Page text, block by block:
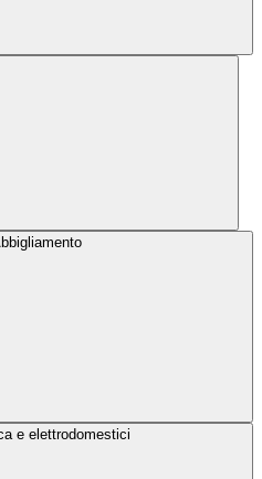
e elettrodomestici